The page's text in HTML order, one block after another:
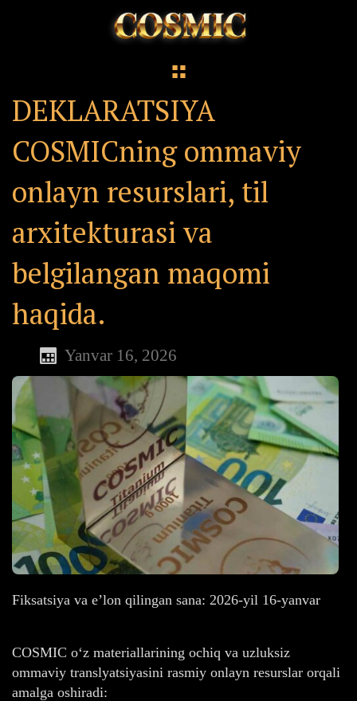
DEKLARATSIYA
COSMICning ommaviy
onlayn resurslari, til
arxitekturasi va
belgilangan maqomi
haqida.
Yanvar 16, 2026
Fiksatsiya va e’lon qilingan sana: 2026-yil 16-yanvar
COSMIC o‘z materiallarining ochiq va uzluksiz
ommaviy translyatsiyasini rasmiy onlayn resurslar orqali
amalga oshiradi: